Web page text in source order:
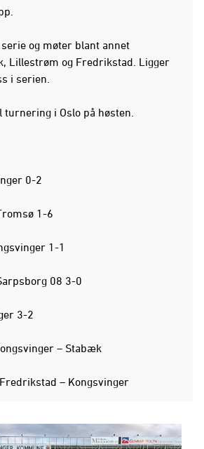
og møter blant annet
Lillestrøm og Fredrikstad. Ligger
i serien.
turnering i Oslo på høsten.
0-2
1-6
1-1
08 3-0
3-2
– Stabæk
– Kongsvinger